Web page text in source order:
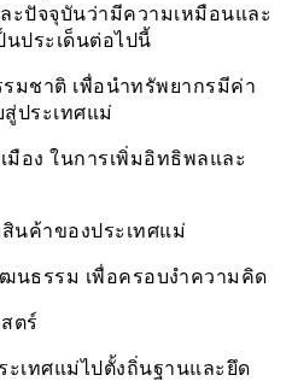
ปัจจุบันว่ามีความเหมือนและ
นประเด็นต่อไปนี้
มชาติ เพื่อนำทรัพยากรมีค่า
ประเทศแม่
มือง ในการเพิ่มอิทธิพลและ
นค้าของประเทศแม่
นธรรม เพื่อครอบงำความคิด
ตร์
ะเทศแม่ไปตั้งถิ่นฐานและยึด